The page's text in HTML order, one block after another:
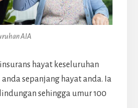
AIA
hayat keseluruhan
sepanjang hayat anda. Ia
sehingga umur 100